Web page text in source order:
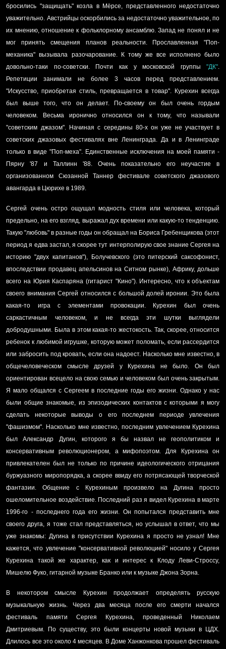
бросились "защищать" козла в Мёрсе, представленного недостаточно
уважительно. Австрийцы оскорбились за недостаточно уважительное, по
их мнению, отношение к фольклорному ансамблю. Запад не понял и не
мог принять смещения планов реальности. Прославленная "Поп-
механика" вызывала разочарование. К тому же все исполнено было
довольно-таки по-советски. Почти как у московской группы"ДК".
Репетиции занимали не более 3 часов перед представлением.
"Искусство, приобретая стиль, превращается в товар". Курехин всегда
был выше того, что он делает. По-своему он был очень гордым
человеком. Весьма иронично относился он к тому, что называли
"советским джазом". Начиная с середины 80-х он уже не участвует в
советских джазовых фестивалях вне Ленинграда. Да и в Ленинграде
только в виде "Поп-меха". Единственные исключения на моей памяти -
Пярну '87 и Таллинн '88. Очень показательно его неучастие в
организованном Сюзанной Таннер фестивале советского джазового
авангарда в Цюрихе в 1989.
Сергей очень остро ощущал модность стиля или человека, который
предельно, на его взгляд, выражал дух времени или какую-то тенденцию.
Такую "любовь" в разные годы он обращал на Бориса Гребенщикова (этот
период я едва застал, я скорее тут интерполирую свое знание Сергея на
историю "двух капитанов"), Болучевского (это питерский саксофонист,
впоследствии продавец апельсинов на Ситном рынке), Африку, дольше
всего на Юрия Каспаряна (гитарист "Кино"). Интересно, что к объектам
своего внимания Сергей относился с большой долей иронии. Это была
какая-то игра с элементами провокации. Курехин был очень
саркастичным человеком, и не всегда эти шутки выглядели
добродушными. Была в этом какая-то жестокость. Так, скорее, относится
ребенок к любимой игрушке, которую может поломать, если рассердится
или забросить под кровать, если она надоест. Насколько мне известно, в
общечеловеческом смысле друзей у Курехина не было. Он был
ориентирован всецело на свою семью и человеком был очень закрытым.
Я мало общался с Сергеем в последние годы его жизни. Однако у нас
были общие знакомые, из эпизодических контактов с которыми я могу
сделать некоторые выводы о его последнем периоде увлечения
"фашизмом". Насколько мне известно, последним увлечением Курехина
был Александр Дугин, которого я бы назвал не геополитиком и
консервативным революционером, а мифопоэтом. Для Курехина он
привлекателен был не только по причине идеологического отрицания
буржуазного миропорядка, а скорее ввиду его потрясающей творческой
фантазии. Общение с Курехиным произвело на Дугина просто
ошеломительное воздействие. Последний раз я видел Курехина в марте
1996-го - последнего года его жизни. Он попытался представить мне
своего друга, я тоже стал представляться, но услышал в ответ, что мы
уже знакомы: Дугина в присутствии Курехина я просто не узнал! Мне
кажется, что увлечение "консервативной революцией" носило у Сергея
Курехина такой же характер, как и интерес к Клоду Леви-Строссу,
Мишелю Фуко, гитарной музыке Бранко или к музыке Джона Зорна.
В некотором смысле Курехин продолжает определять русскую
музыкальную жизнь. Через два месяца после его смерти начался
фестиваль памяти Сергея Курехина, проведенный Николаем
Дмитриевым. По существу, это были концерты новой музыки в ЦДХ.
Длилось все это около 4 месяцев. В Доме Ханжонкова прошел фестиваль